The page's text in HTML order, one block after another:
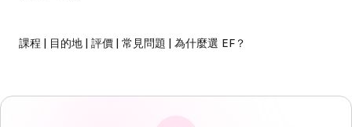
課程 目的地 評價 常見問題 為什麼選 EF？